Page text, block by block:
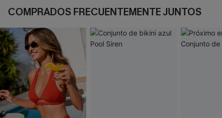
COMPRADOS FRECUENTEMENTE JUNTOS